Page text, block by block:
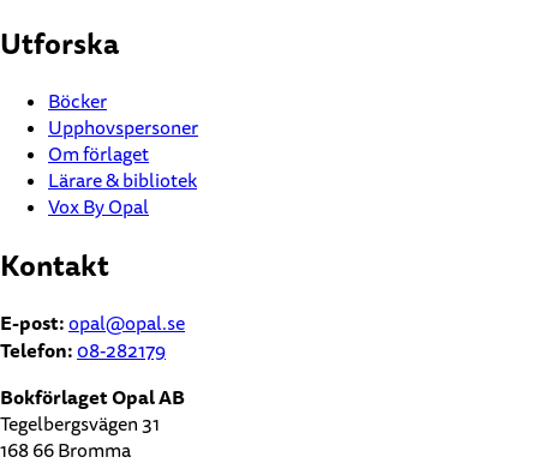
Utforska
Böcker
Upphovspersoner
Om förlaget
Lärare & bibliotek
Vox By Opal
Kontakt
E-post:opal@opal.se
Telefon:08-282179
Bokförlaget Opal AB
Tegelbergsvägen 31
168 66 Bromma